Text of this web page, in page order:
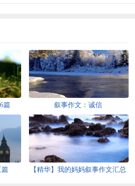
篇 叙事作文：诚信
篇
【精华】我的妈妈叙事作文汇总